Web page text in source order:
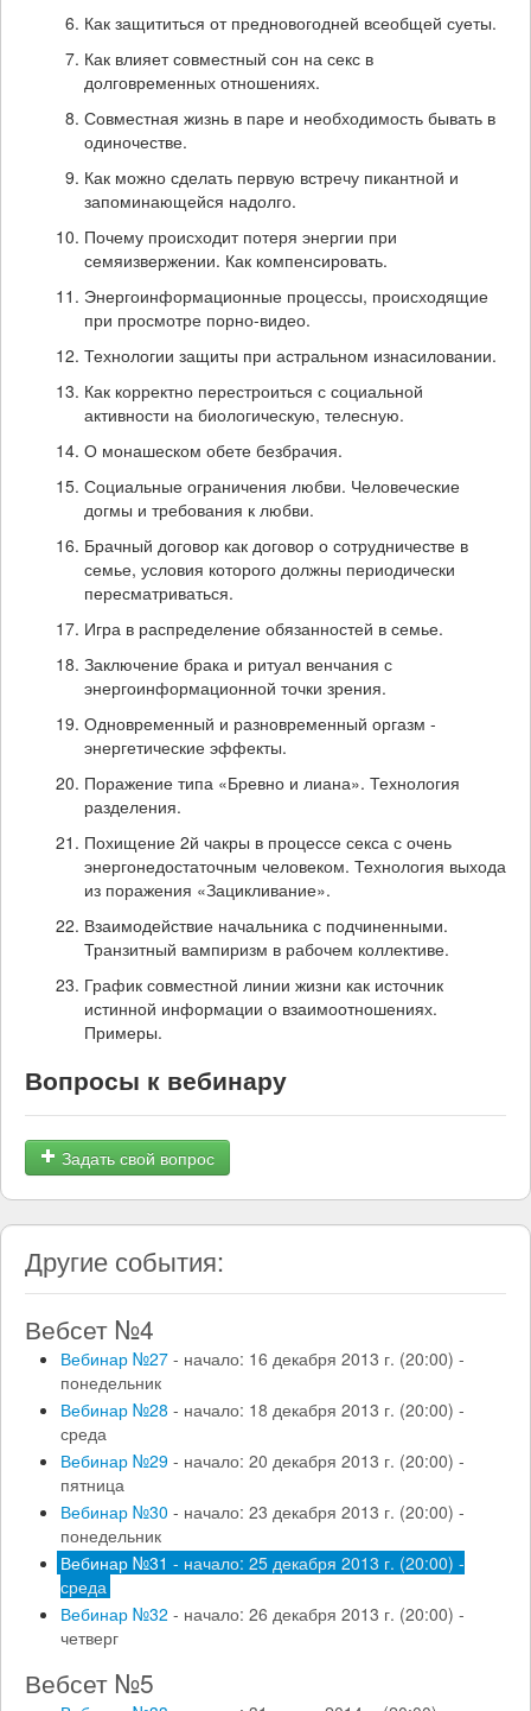
Как защититься от предновогодней всеобщей суеты.
Как влияет совместный сон на секс в
долговременных отношениях.
Совместная жизнь в паре и необходимость бывать в
одиночестве.
Как можно сделать первую встречу пикантной и
запоминающейся надолго.
Почему происходит потеря энергии при
семяизвержении. Как компенсировать.
Энергоинформационные процессы, происходящие
при просмотре порно-видео.
Технологии защиты при астральном изнасиловании.
Как корректно перестроиться с социальной
активности на биологическую, телесную.
О монашеском обете безбрачия.
Социальные ограничения любви. Человеческие
догмы и требования к любви.
Брачный договор как договор о сотрудничестве в
семье, условия которого должны периодически
пересматриваться.
Игра в распределение обязанностей в семье.
Заключение брака и ритуал венчания с
энергоинформационной точки зрения.
Одновременный и разновременный оргазм -
энергетические эффекты.
Поражение типа «Бревно и лиана». Технология
разделения.
Похищение 2й чакры в процессе секса с очень
энергонедостаточным человеком. Технология выхода
из поражения «Зацикливание».
Взаимодействие начальника с подчиненными.
Транзитный вампиризм в рабочем коллективе.
График совместной линии жизни как источник
истинной информации о взаимоотношениях.
Примеры.
Вопросы к вебинару
Задать свой вопрос
Другие события:
Вебсет №4
Вебинар №27 - начало: 16 декабря 2013 г. (20:00) -
понедельник
Вебинар №28 - начало: 18 декабря 2013 г. (20:00) -
среда
Вебинар №29 - начало: 20 декабря 2013 г. (20:00) -
пятница
Вебинар №30 - начало: 23 декабря 2013 г. (20:00) -
понедельник
Вебинар №31 - начало: 25 декабря 2013 г. (20:00) -
среда
Вебинар №32 - начало: 26 декабря 2013 г. (20:00) -
четверг
Вебсет №5